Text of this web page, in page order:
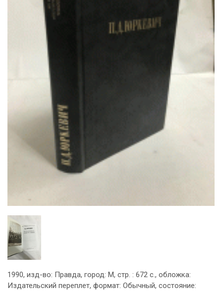
1990, изд-во: Правда, город: М, стр. : 672 с., обложка:
Издательский переплет, формат: Обычный, состояние: